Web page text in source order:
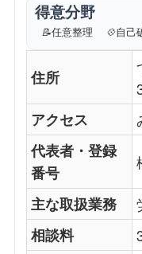
得意分野
📝任意整理 💠自己
住所
アクセス
代表者・登録
番号
主な取扱業務
相談料